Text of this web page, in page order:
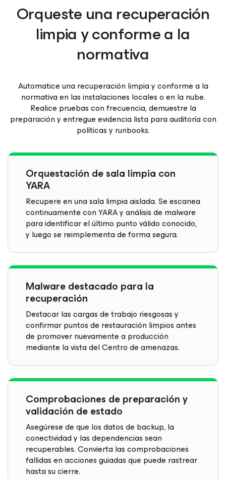
Orqueste una recuperación
limpia y conforme a la
normativa
Automatice una recuperación limpia y conforme a la
normativa en las instalaciones locales o en la nube.
Realice pruebas con frecuencia, demuestre la
preparación y entregue evidencia lista para auditoría con
políticas y runbooks.
Orquestación de sala limpia con
YARA
Recupere en una sala limpia aislada. Se escanea
continuamente con YARA y análisis de malware
para identificar el último punto válido conocido,
y luego se reimplementa de forma segura.
Malware destacado para la
recuperación
Destacar las cargas de trabajo riesgosas y
confirmar puntos de restauración limpios antes
de promover nuevamente a producción
mediante la vista del Centro de amenazas.
Comprobaciones de preparación y
validación de estado
Asegúrese de que los datos de backup, la
conectividad y las dependencias sean
recuperables. Convierta las comprobaciones
fallidas en acciones guiadas que puede rastrear
hasta su cierre.